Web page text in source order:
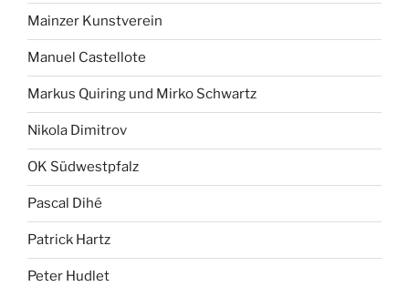
Mainzer Kunstverein
Manuel Castellote
Markus Quiring und Mirko Schwartz
Nikola Dimitrov
OK Südwestpfalz
Pascal Dihé
Patrick Hartz
Peter Hudlet